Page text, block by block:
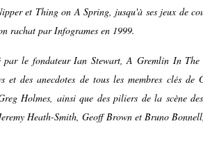
et Thing on A Spring, jusqu'à ses jeux de
rachat par Infogrames en 1999.
par le fondateur Ian Stewart, A Gremlin In
et des anecdotes de tous les membres clés
Holmes, ainsi que des piliers de la scène
Heath-Smith, Geoff Brown et Bruno